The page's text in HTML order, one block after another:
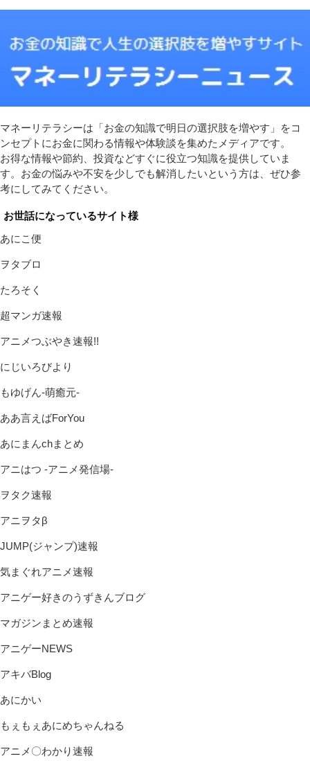
マネーリテラシーは「お金の知識で明日の選択肢を増やす」をコ
ンセプトにお金に関わる情報や体験談を集めたメディアです。
お得な情報や節約、投資などすぐに役立つ知識を提供していま
す。お金の悩みや不安を少しでも解消したいという方は、ぜひ参
考にしてみてください。
お世話になっているサイト様
あにこ便
ヲタブロ
たろそく
超マンガ速報
アニメつぶやき速報!!
にじいろびより
もゆげん-萌癒元-
ああ言えばForYou
あにまんchまとめ
アニはつ -アニメ発信場-
ヲタク速報
アニヲタβ
JUMP(ジャンプ)速報
気まぐれアニメ速報
アニゲー好きのうずきんブログ
マガジンまとめ速報
アニゲーNEWS
アキバBlog
あにかい
もぇもぇあにめちゃんねる
アニメ〇わかり速報